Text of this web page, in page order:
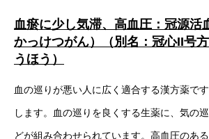
血瘀に少し気滞、高血圧：冠源活
かっけつがん）（別名：冠心II号
うほう）
血の巡りが悪い人に広く適合する漢方薬で
します。血の巡りを良くする生薬に、気の
どが組み合わせられています。高血圧のあ